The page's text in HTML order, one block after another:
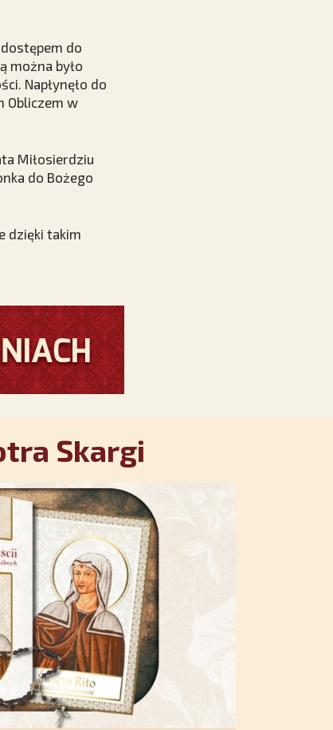
do
można było
Napłynęło do
Obliczem w
Miłosierdziu
do Bożego
dzięki takim
Skargi